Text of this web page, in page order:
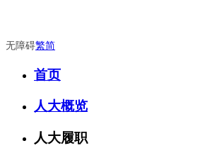
无障碍繁简
首页
人大概览
人大履职